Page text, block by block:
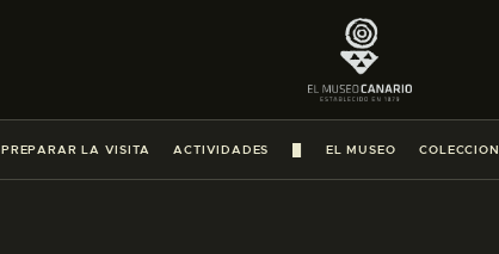
PREPARAR LA VISITA ACTIVIDADES EL MUSEO
PREPARAR LA VISITA
ACTIVIDADES
█